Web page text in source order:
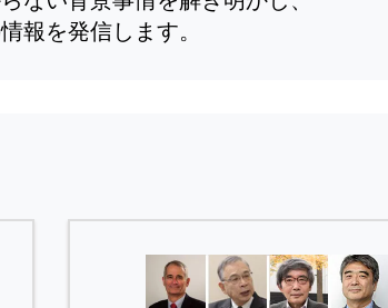
報を発信します。